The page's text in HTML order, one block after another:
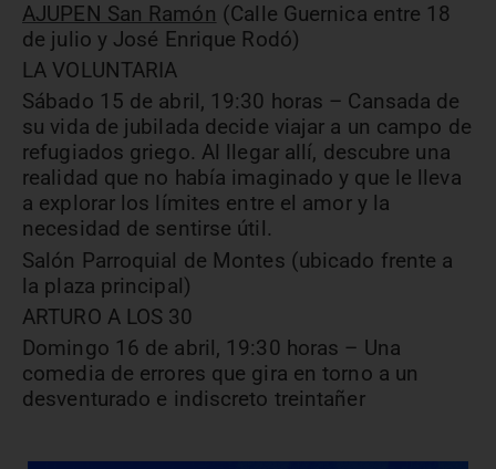
AJUPEN San Ramón (Calle Guernica entre 18
de julio y José Enrique Rodó)
LA VOLUNTARIA
Sábado 15 de abril, 19:30 horas – Cansada de
su vida de jubilada decide viajar a un campo de
refugiados griego. Al llegar allí, descubre una
realidad que no había imaginado y que le lleva
a explorar los límites entre el amor y la
necesidad de sentirse útil.
Salón Parroquial de Montes (ubicado frente a
la plaza principal)
ARTURO A LOS 30
Domingo 16 de abril, 19:30 horas – Una
comedia de errores que gira en torno a un
desventurado e indiscreto treintañer